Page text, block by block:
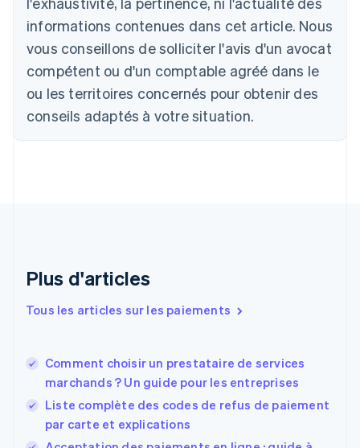
informations contenues dans cet article. Nous
vous conseillons de solliciter l'avis d'un avocat
compétent ou d'un comptable agréé dans le
ou les territoires concernés pour obtenir des
conseils adaptés à votre situation.
Plus d'articles
Tous les articles sur les paiements
Comment choisir un prestataire de services
marchands ? Un guide pour les entreprises
Liste complète des codes de refus de paiement
par carte et explications
Brésil
Português
Bulgarie
English
Canada
Chine continentale
简体中文English
Español English
English
Finlande
EnglishSvenska
FrançaisEnglish
Gibraltar
English